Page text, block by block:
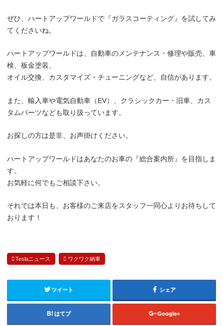
ぜひ、ハートアップワールドで『ガラスコーティング』を試してみ
てくださいね。
ハートアップワールドは、自動車のメンテナンス・修理や販売、車
検、板金塗装、
オイル交換、カスタマイズ・チューニングなど、自信があります。
また、輸入車や電気自動車（EV）、クラシックカー・旧車、カス
タムパーツなども取り扱っています。
お探しの方は是非、お声掛けください。
ハートアップワールドはあなたのお車の『総合案内所』を目指しま
す。
お気軽に何でもご相談下さい。
それでは本日も、お客様のご来店をスタッフ一同心よりお待ちして
おります！
Teslaニュース ワクワク納車
ツイート シェア
はてブ Google+